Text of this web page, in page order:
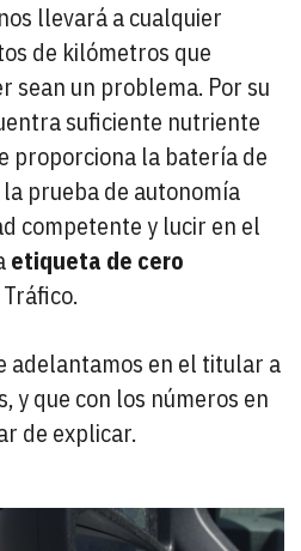
llevará a cualquier
de kilómetros que
sean un problema. Por su
suficiente nutriente
proporciona la batería de
prueba de autonomía
competente y lucir en el
etiqueta de cero
adelantamos en el titular a
y que con los números en
de explicar.